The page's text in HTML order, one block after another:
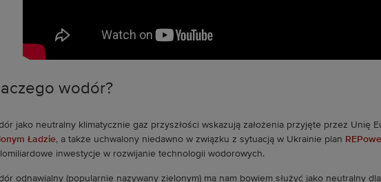
wodór?
jako neutralny klimatycznie gaz przyszłości wskazują założenia przyjęte przez Unię
Ładzie, a także uchwalony niedawno w związku z sytuacją w Ukrainie plan
inwestycje w rozwijanie technologii wodorowych.
odnawialny (popularnie nazywany zielonym) ma nam bowiem służyć jako neutralny